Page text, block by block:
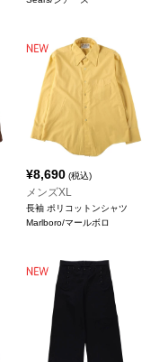
¥8,690 (税込)
メンズXL
長袖 ポリコットンシャツ
Marlboro/マールボロ